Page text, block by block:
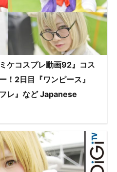
ケコスプレ動画92』コス
！2日目『ワンピース』
レ』など Japanese